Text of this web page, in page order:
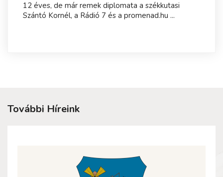
12 éves, de már remek diplomata a székkutasi
Szántó Kornél, a Rádió 7 és a promenad.hu ...
További Híreink